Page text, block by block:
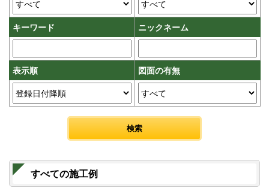
キーワード ニックネーム
表示順 図面の有無
すべての施工例